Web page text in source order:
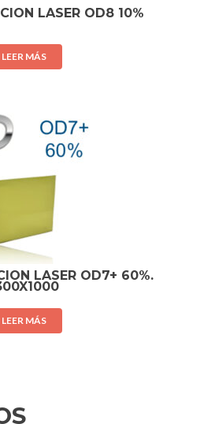
LASER OD8 10%
LEER MÁS
LASER OD7+ 60%.
LEER MÁS